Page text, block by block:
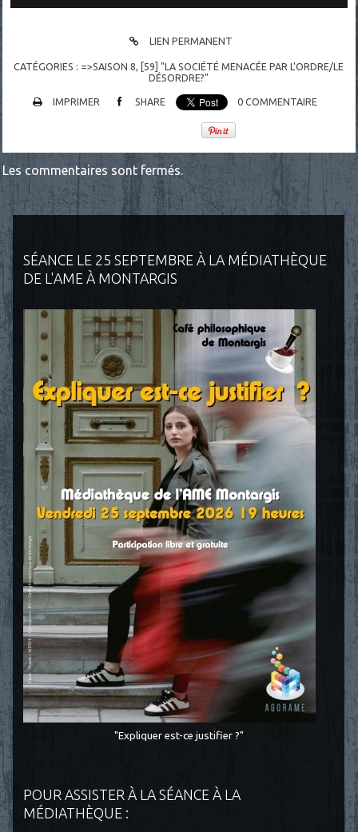
SÉANCE LE 25 SEPTEMBRE À LA MÉDIATHÈQUE
DE L'AME À MONTARGIS
"Expliquer est-ce justifier ?"
POUR ASSISTER À LA SÉANCE À LA
MÉDIATHÈQUE :
LIEN PERMANENT
CATÉGORIES : =>SAISON 8, [59] "LA SOCIÉTÉ MENACÉE PAR L'ORDRE/LE
DÉSORDRE?"
IMPRIMER SHARE 0 COMMENTAIRE
Les commentaires sont fermés.